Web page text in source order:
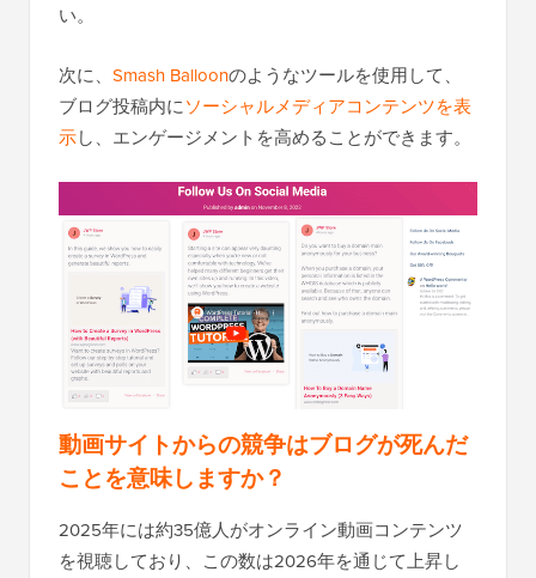
い。
次に、 Smash Balloonのようなツールを使用して、
ブログ投稿内にソーシャルメディアコンテンツを表
示し、エンゲージメントを高めることができます。
動画サイトからの競争はブログが死んだ
ことを意味しますか？
2025年には約35億人がオンライン動画コンテンツ
を視聴しており、この数は2026年を通じて上昇し